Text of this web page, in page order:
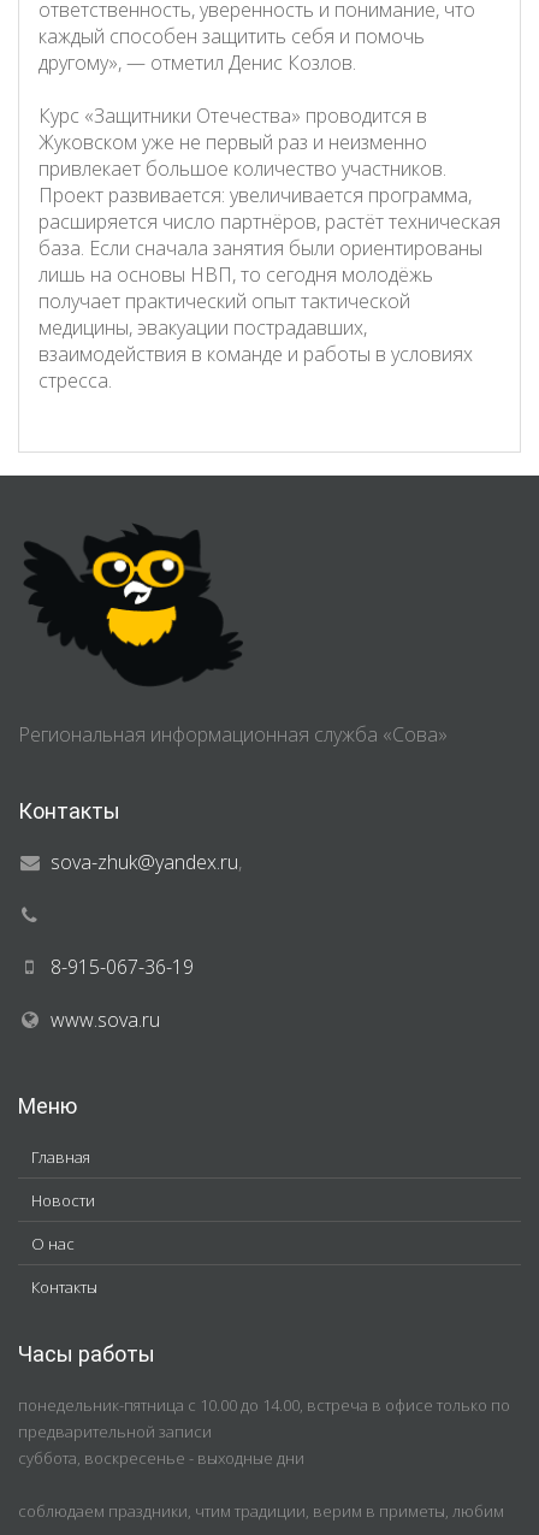
ответственность, уверенность и понимание, что
каждый способен защитить себя и помочь
другому», — отметил Денис Козлов.
Курс «Защитники Отечества» проводится в
Жуковском уже не первый раз и неизменно
привлекает большое количество участников.
Проект развивается: увеличивается программа,
расширяется число партнёров, растёт техническая
база. Если сначала занятия были ориентированы
лишь на основы НВП, то сегодня молодёжь
получает практический опыт тактической
медицины, эвакуации пострадавших,
взаимодействия в команде и работы в условиях
стресса.
Региональная информационная служба «Сова»
Контакты
sova-zhuk@yandex.ru,
8-915-067-36-19
www.sova.ru
Меню
Главная
Новости
О нас
Контакты
Часы работы
понедельник-пятница с 10.00 до 14.00, встреча в офисе только по
предварительной записи
суббота, воскресенье - выходные дни
соблюдаем праздники, чтим традиции, верим в приметы, любим